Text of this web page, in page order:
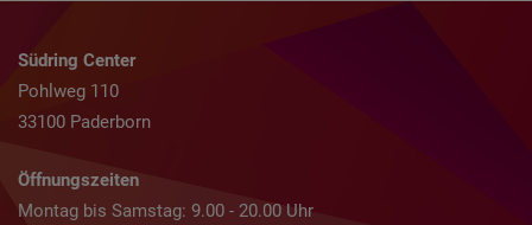
Südring Center
Pohlweg 110
33100 Paderborn
Öffnungszeiten
Montag bis Samstag: 9.00 - 20.00 Uhr